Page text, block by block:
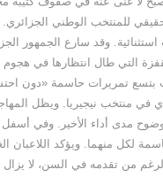
للمنتخب الوطني
وقد سارع الجمهور
التي طال انتظارها في
بتسع تمريرات حاسمة «دون
في منتخب نيجيريا. ويظل
مدى أداء الأخير. وفي أسفل
لكل منهما. ويؤكد اللاعبان
من تقدمه في السن، لا يزال